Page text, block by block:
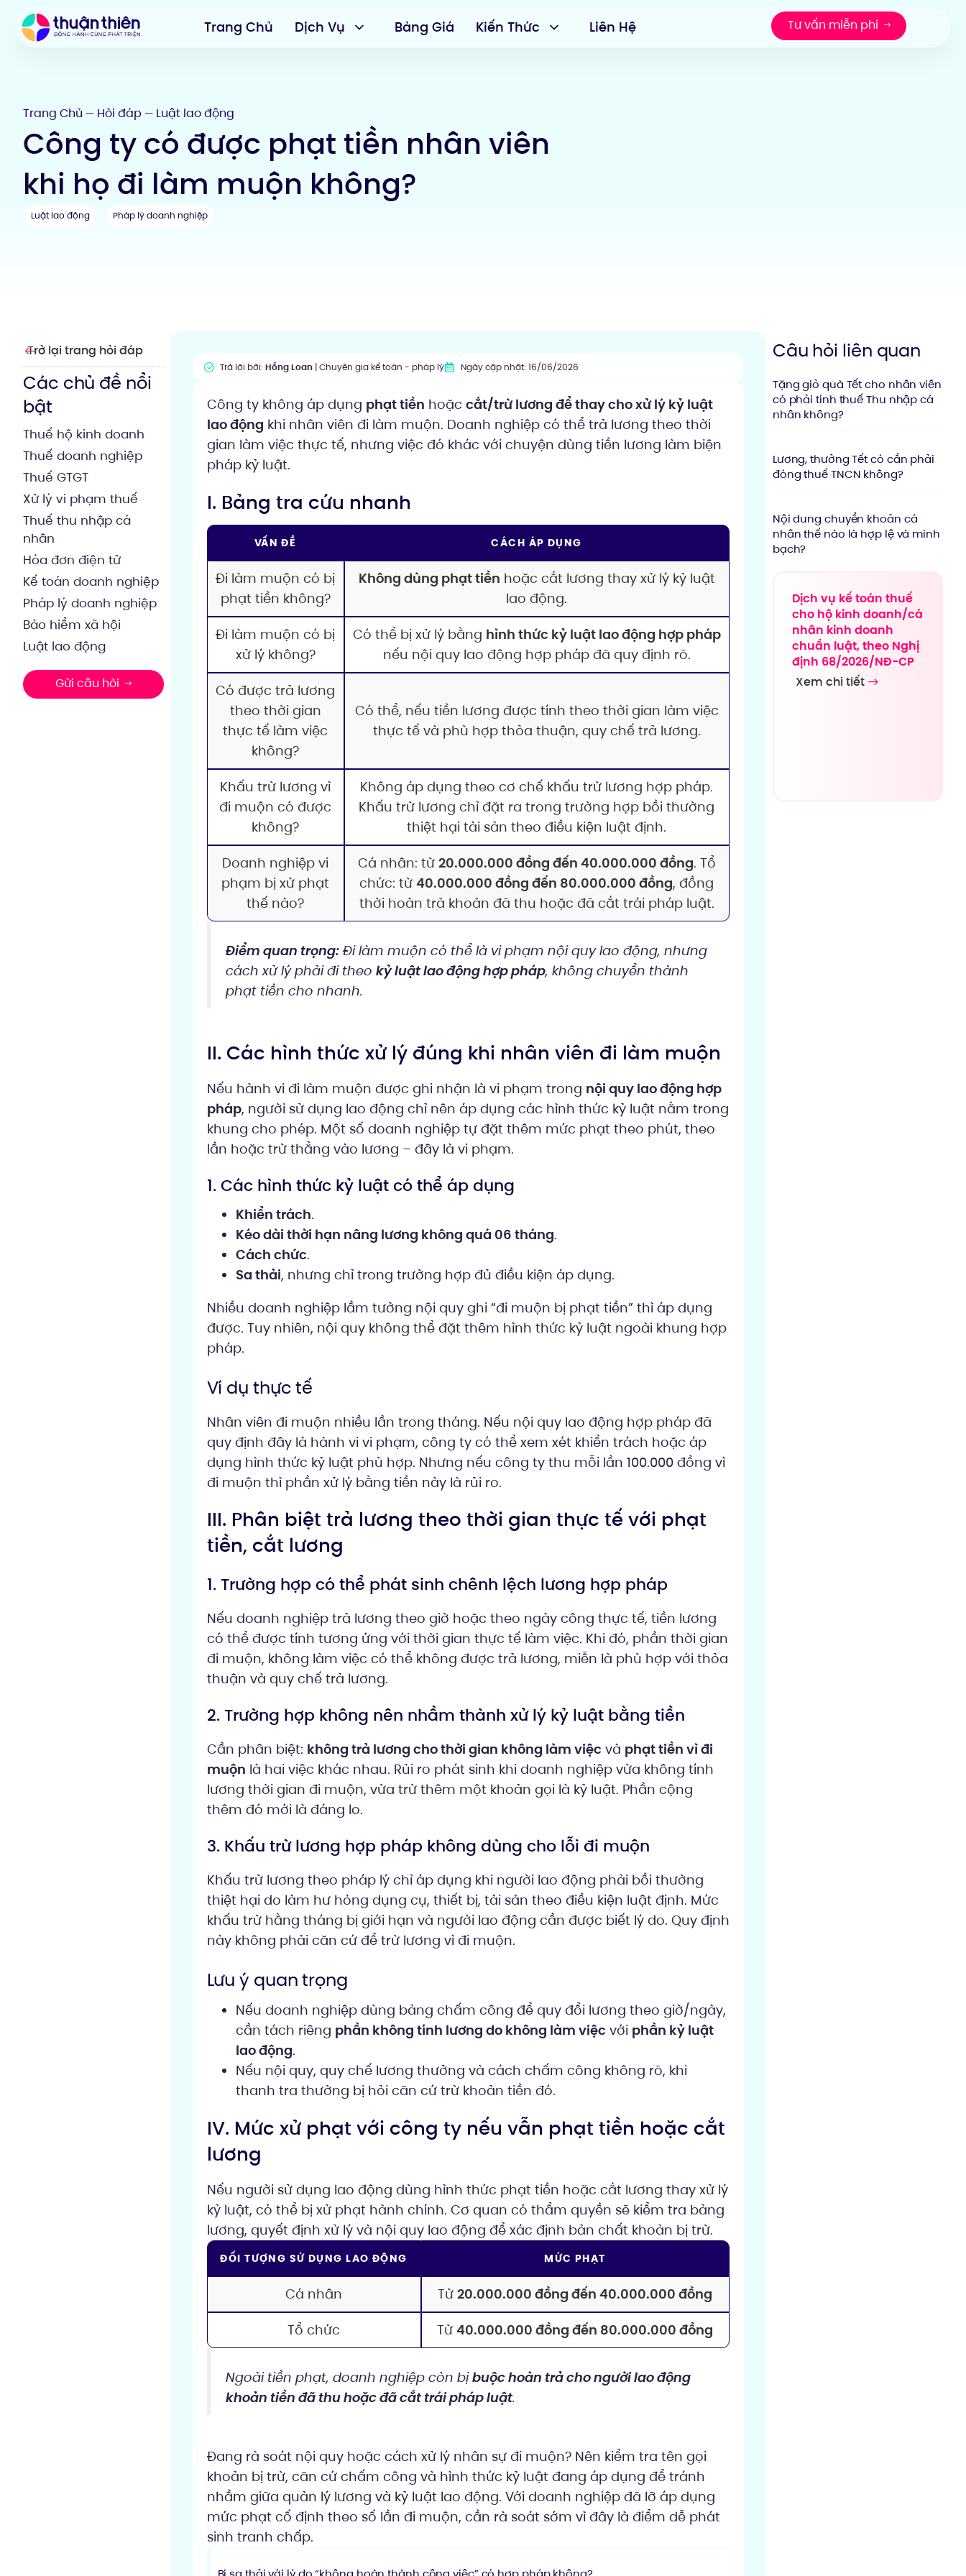
Trang Chủ Dịch Vụ Bảng Giá Kiến Thức Liên Hệ Tư vấn miễn phí
Trang Chủ — Hỏi đáp — Luật lao động
Công ty có được phạt tiền nhân viên
khi họ đi làm muộn không?
Luật lao động Pháp lý doanh nghiệp
Trở lại trang hỏi đáp
Các chủ đề nổi
bật
Thuế hộ kinh doanh
Thuế doanh nghiệp
Thuế GTGT
Xử lý vi phạm thuế
Thuế thu nhập cá
nhân
Hóa đơn điện tử
Kế toán doanh nghiệp
Pháp lý doanh nghiệp
Bảo hiểm xã hội
Luật lao động
Gửi câu hỏi
Trả lời bởi:Hồng Loan | Chuyên gia kế toán - pháp lý Ngày cập nhật: 16/06/2026
Công ty không áp dụng phạt tiền hoặc cắt/trừ lương để thay cho xử lý kỷ luật
lao động khi nhân viên đi làm muộn. Doanh nghiệp có thể trả lương theo thời
gian làm việc thực tế, nhưng việc đó khác với chuyện dùng tiền lương làm biện
pháp kỷ luật.
I. Bảng tra cứu nhanh
VẤN ĐỀ CÁCH ÁP DỤNG
Đi làm muộn có bị
phạt tiền không?
Không dùng phạt tiền hoặc cắt lương thay xử lý kỷ luật
lao động.
Đi làm muộn có bị
xử lý không?
Có thể bị xử lý bằng hình thức kỷ luật lao động hợp pháp
nếu nội quy lao động hợp pháp đã quy định rõ.
Có được trả lương
theo thời gian
thực tế làm việc
không?
Có thể, nếu tiền lương được tính theo thời gian làm việc
thực tế và phù hợp thỏa thuận, quy chế trả lương.
Khấu trừ lương vì
đi muộn có được
không?
Không áp dụng theo cơ chế khấu trừ lương hợp pháp.
Khấu trừ lương chỉ đặt ra trong trường hợp bồi thường
thiệt hại tài sản theo điều kiện luật định.
Doanh nghiệp vi
phạm bị xử phạt
thế nào?
Cá nhân: từ 20.000.000 đồng đến 40.000.000 đồng. Tổ
chức: từ40.000.000 đồng đến 80.000.000 đồng, đồng
thời hoàn trả khoản đã thu hoặc đã cắt trái pháp luật.
Điểm quan trọng:Đi làm muộn có thể là vi phạm nội quy lao động, nhưng
cách xử lý phải đi theo kỷ luật lao động hợp pháp, không chuyển thành
phạt tiền cho nhanh.
II. Các hình thức xử lý đúng khi nhân viên đi làm muộn
Nếu hành vi đi làm muộn được ghi nhận là vi phạm trong nội quy lao động hợp
pháp, người sử dụng lao động chỉ nên áp dụng các hình thức kỷ luật nằm trong
khung cho phép. Một số doanh nghiệp tự đặt thêm mức phạt theo phút, theo
lần hoặc trừ thẳng vào lương – đây là vi phạm.
1. Các hình thức kỷ luật có thể áp dụng
Khiển trách.
Kéo dài thời hạn nâng lương không quá 06 tháng.
Cách chức.
Sa thải, nhưng chỉ trong trường hợp đủ điều kiện áp dụng.
Nhiều doanh nghiệp lầm tưởng nội quy ghi “đi muộn bị phạt tiền” thì áp dụng
được. Tuy nhiên, nội quy không thể đặt thêm hình thức kỷ luật ngoài khung hợp
pháp.
Ví dụ thực tế
Nhân viên đi muộn nhiều lần trong tháng. Nếu nội quy lao động hợp pháp đã
quy định đây là hành vi vi phạm, công ty có thể xem xét khiển trách hoặc áp
dụng hình thức kỷ luật phù hợp. Nhưng nếu công ty thu mỗi lần 100.000 đồng vì
đi muộn thì phần xử lý bằng tiền này là rủi ro.
III. Phân biệt trả lương theo thời gian thực tế với phạt
tiền, cắt lương
1. Trường hợp có thể phát sinh chênh lệch lương hợp pháp
Nếu doanh nghiệp trả lương theo giờ hoặc theo ngày công thực tế, tiền lương
có thể được tính tương ứng với thời gian thực tế làm việc. Khi đó, phần thời gian
đi muộn, không làm việc có thể không được trả lương, miễn là phù hợp với thỏa
thuận và quy chế trả lương.
2. Trường hợp không nên nhầm thành xử lý kỷ luật bằng tiền
Cần phân biệt: không trả lương cho thời gian không làm việc và phạt tiền vì đi
muộn là hai việc khác nhau. Rủi ro phát sinh khi doanh nghiệp vừa không tính
lương thời gian đi muộn, vừa trừ thêm một khoản gọi là kỷ luật. Phần cộng
thêm đó mới là đáng lo.
3. Khấu trừ lương hợp pháp không dùng cho lỗi đi muộn
Khấu trừ lương theo pháp lý chỉ áp dụng khi người lao động phải bồi thường
thiệt hại do làm hư hỏng dụng cụ, thiết bị, tài sản theo điều kiện luật định. Mức
khấu trừ hằng tháng bị giới hạn và người lao động cần được biết lý do. Quy định
này không phải căn cứ để trừ lương vì đi muộn.
Lưu ý quan trọng
Nếu doanh nghiệp dùng bảng chấm công để quy đổi lương theo giờ/ngày,
cần tách riêng phần không tính lương do không làm việc với phần kỷ luật
lao động.
Nếu nội quy, quy chế lương thưởng và cách chấm công không rõ, khi
thanh tra thường bị hỏi căn cứ trừ khoản tiền đó.
IV. Mức xử phạt với công ty nếu vẫn phạt tiền hoặc cắt
lương
Nếu người sử dụng lao động dùng hình thức phạt tiền hoặc cắt lương thay xử lý
kỷ luật, có thể bị xử phạt hành chính. Cơ quan có thẩm quyền sẽ kiểm tra bảng
lương, quyết định xử lý và nội quy lao động để xác định bản chất khoản bị trừ.
ĐỐI TƯỢNG SỬ DỤNG LAO ĐỘNG MỨC PHẠT
Cá nhân Từ20.000.000 đồng đến 40.000.000 đồng
Tổ chức
Từ40.000.000 đồng đến 80.000.000 đồng
Ngoài tiền phạt, doanh nghiệp còn bịbuộc hoàn trả cho người lao động
khoản tiền đã thu hoặc đã cắt trái pháp luật.
Đang rà soát nội quy hoặc cách xử lý nhân sự đi muộn? Nên kiểm tra tên gọi
khoản bị trừ, căn cứ chấm công và hình thức kỷ luật đang áp dụng để tránh
nhầm giữa quản lý lương và kỷ luật lao động. Với doanh nghiệp đã lỡ áp dụng
mức phạt cố định theo số lần đi muộn, cần rà soát sớm vì đây là điểm dễ phát
sinh tranh chấp.
Câu hỏi liên quan
Tặng giỏ quà Tết cho nhân viên
có phải tính thuế Thu nhập cá
nhân không?
Lương, thưởng Tết có cần phải
đóng thuế TNCN không?
Nội dung chuyển khoản cá
nhân thế nào là hợp lệ và minh
bạch?
Dịch vụ kế toán thuế
cho hộ kinh doanh/cá
nhân kinh doanh
chuẩn luật, theo Nghị
định 68/2026/NĐ-CP
Xem chi tiết